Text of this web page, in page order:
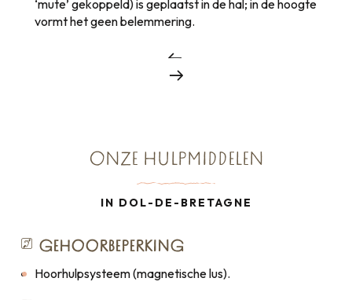
‘mute’ gekoppeld) is geplaatst in de hal; in de hoogte
vormt het geen belemmering.
ONZE HULPMIDDELEN
IN DOL-DE-BRETAGNE
GEHOORBEPERKING
Hoorhulpsysteem (magnetische lus).